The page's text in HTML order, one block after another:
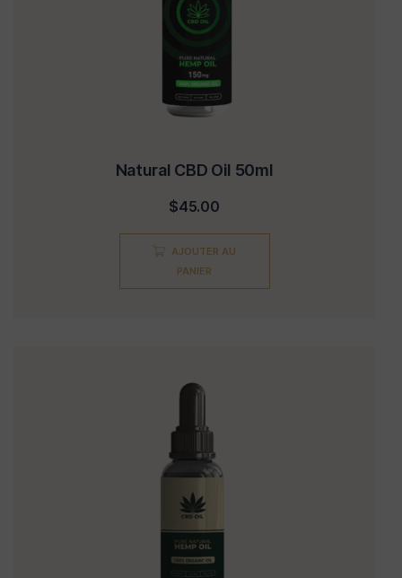
Natural CBD Oil 50ml
$45.00
AJOUTER AU
PANIER